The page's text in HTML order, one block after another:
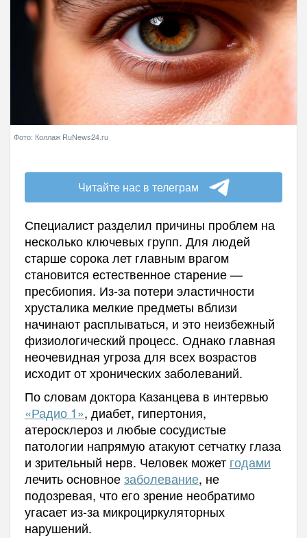
Фото: Коллаж RuNews24.ru
Читайте нас в телеграм
Специалист разделил причины проблем на
несколько ключевых групп. Для людей
старше сорока лет главным врагом
становится естественное старение —
пресбиопия. Из-за потери эластичности
хрусталика мелкие предметы вблизи
начинают расплываться, и это неизбежный
физиологический процесс. Однако главная
неочевидная угроза для всех возрастов
исходит от хронических заболеваний.
По словам доктора Казанцева в интервью
«Радио 1», диабет, гипертония,
атеросклероз и любые сосудистые
патологии напрямую атакуют сетчатку глаза
и зрительный нерв. Человек может годами
лечить основноезаболевание, не
подозревая, что его зрение необратимо
угасает из-за микроциркуляторных
нарушений.